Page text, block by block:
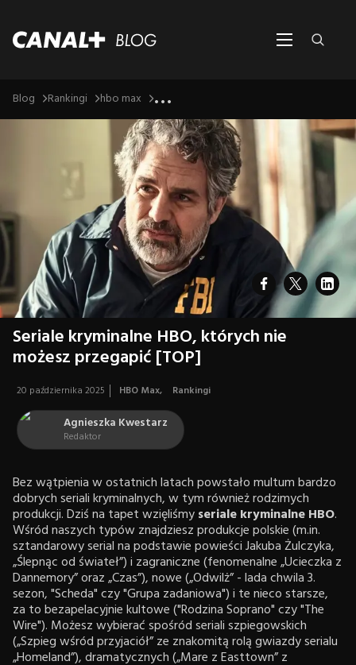
Blog Rankingi hbo max ...
Seriale kryminalne HBO, których nie
możesz przegapić [TOP]
20 października 2025 HBO Max, Rankingi
Agnieszka Kwestarz
Redaktor
Bez wątpienia w ostatnich latach powstało multum bardzo
dobrych seriali kryminalnych, w tym również rodzimych
produkcji. Dziś na tapet wzięliśmyseriale kryminalne HBO.
Wśród naszych typów znajdziesz produkcje polskie (m.in.
sztandarowy serial na podstawie powieści Jakuba Żulczyka,
„Ślepnąc od świateł”) i zagraniczne (fenomenalne „Ucieczka z
Dannemory” oraz „Czas”), nowe („Odwilż” - lada chwila 3.
sezon, "Scheda" czy "Grupa zadaniowa") i te nieco starsze,
za to bezapelacyjnie kultowe ("Rodzina Soprano" czy "The
Wire"). Możesz wybierać spośród seriali szpiegowskich
(„Szpieg wśród przyjaciół” ze znakomitą rolą gwiazdy serialu
„Homeland”), dramatycznych („Mare z Easttown” z